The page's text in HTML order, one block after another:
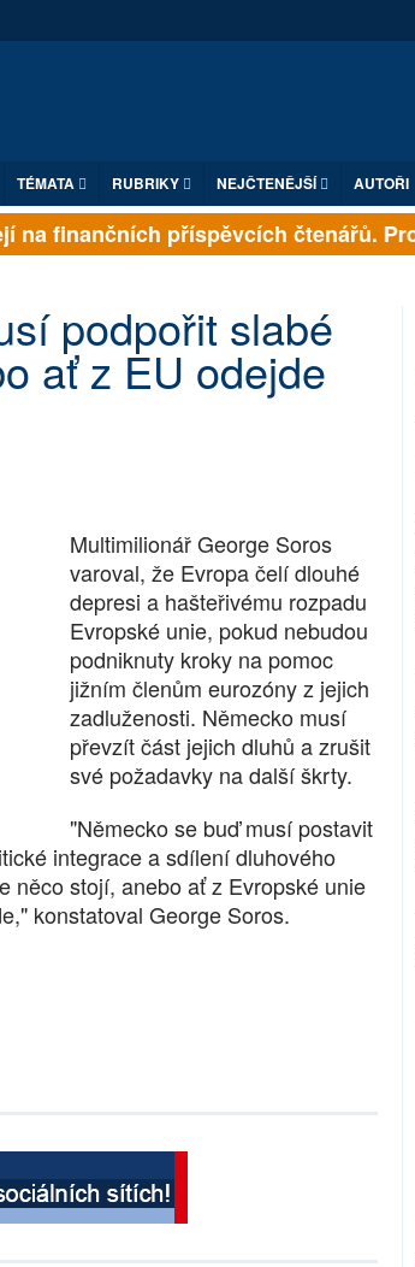
TÉMATA RUBRIKY NEJČTENĚJŠÍ AUTOŘI
finančních příspěvcích čtenářů.
podpořit slabé
ať z EU odejde
Multimilionář George Soros
varoval, že Evropa čelí dlouhé
depresi a hašteřivému rozpadu
Evropské unie, pokud nebudou
podniknuty kroky na pomoc
jižním členům eurozóny z jejich
zadluženosti. Německo musí
převzít část jejich dluhů a zrušit
své požadavky na další škrty.
"Německo se buď musí postavit
integrace a sdílení dluhového
něco stojí, anebo ať z Evropské unie
konstatoval George Soros.